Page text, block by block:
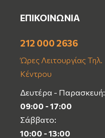
ΕΠΙΚΟΙΝΩΝΙΑ
212 000 2636
Ώρες Λειτουργίας Τηλ.
Κέντρου
Δευτέρα - Παρασκευή:
09:00 - 17:00
Σάββατο:
10:00 - 13:00